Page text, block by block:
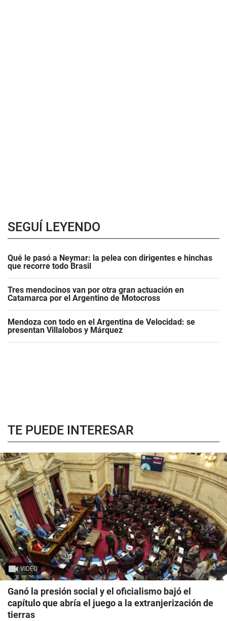
SEGUÍ LEYENDO
Qué le pasó a Neymar: la pelea con dirigentes e hinchas
que recorre todo Brasil
Tres mendocinos van por otra gran actuación en
Catamarca por el Argentino de Motocross
Mendoza con todo en el Argentina de Velocidad: se
presentan Villalobos y Márquez
TE PUEDE INTERESAR
VIDEO
Ganó la presión social y el oficialismo bajó el
capítulo que abría el juego a la extranjerización de
tierras